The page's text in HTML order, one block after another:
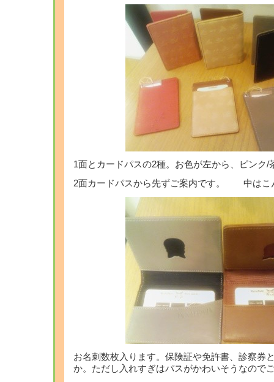
1面とカードパスの2種。お色が左から、ピンク/
2面カードパスから先ずご案内です。 中は
お名刺数枚入ります。保険証や免許書、診察券
か。ただし入れすぎはパスがかわいそうなので